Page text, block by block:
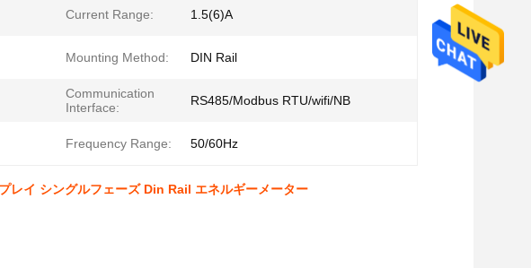
Current Range: 1.5(6)A
Mounting Method: DIN Rail
Communication
Interface:
RS485/Modbus RTU/wifi/NB
Frequency Range: 50/60Hz
レイ シングルフェーズ Din Rail エネルギーメーター